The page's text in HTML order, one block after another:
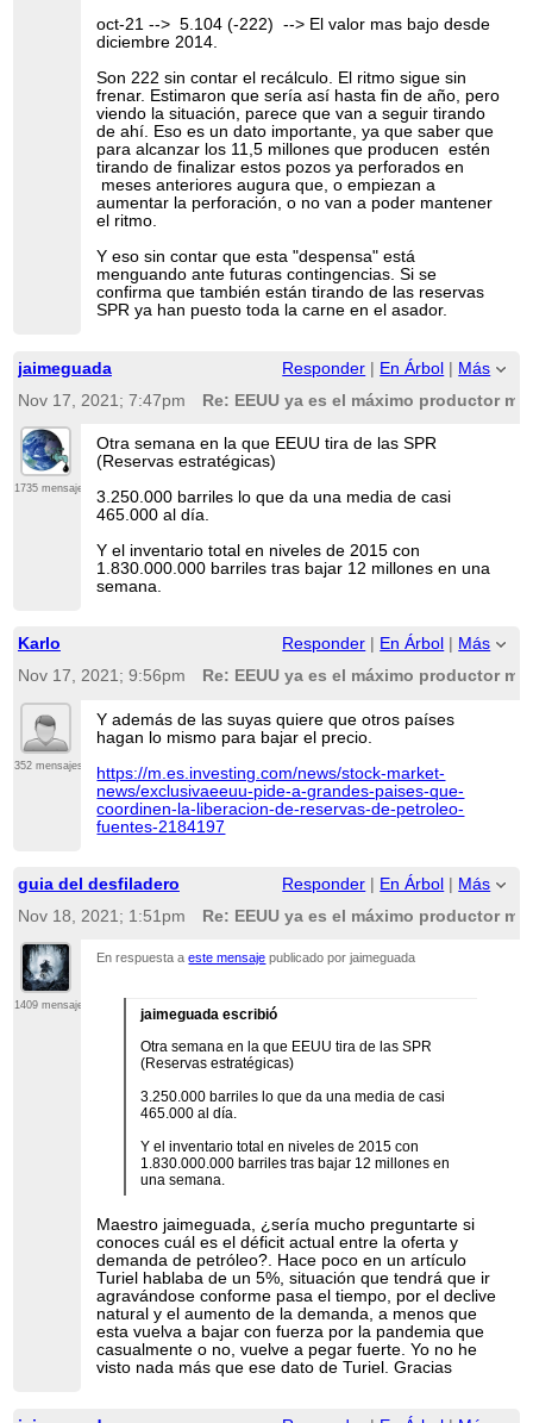
oct-21 --> 5.104 (-222) --> El valor mas bajo desde
diciembre 2014.
Son 222 sin contar el recálculo. El ritmo sigue sin
frenar. Estimaron que sería así hasta fin de año, pero
viendo la situación, parece que van a seguir tirando
de ahí. Eso es un dato importante, ya que saber que
para alcanzar los 11,5 millones que producen estén
tirando de finalizar estos pozos ya perforados en
meses anteriores augura que, o empiezan a
aumentar la perforación, o no van a poder mantener
el ritmo.
Y eso sin contar que esta "despensa" está
menguando ante futuras contingencias. Si se
confirma que también están tirando de las reservas
SPR ya han puesto toda la carne en el asador.
jaimeguada Responder | En Árbol | Más
Nov 17, 2021; 7:47pm
Re: EEUU ya es el máximo productor
1735 mensajes
Otra semana en la que EEUU tira de las SPR
(Reservas estratégicas)
3.250.000 barriles lo que da una media de casi
465.000 al día.
Y el inventario total en niveles de 2015 con
1.830.000.000 barriles tras bajar 12 millones en una
semana.
Karlo Responder En Árbol
Más
Nov 17, 2021; 9:56pm
Re: EEUU ya es el máximo productor
352 mensajes
Y además de las suyas quiere que otros países
hagan lo mismo para bajar el precio.
https://m.es.investing.com/news/stock-market-
news/exclusivaeeuu-pide-a-grandes-paises-que-
coordinen-la-liberacion-de-reservas-de-petroleo-
fuentes-2184197
guia del desfiladero Responder En Árbol
Más
Nov 18, 2021; 1:51pm
Re: EEUU ya es el máximo productor
1409 mensajes
En respuesta aeste mensaje publicado por jaimeguada
jaimeguada escribió
Otra semana en la que EEUU tira de las SPR
(Reservas estratégicas)
3.250.000 barriles lo que da una media de casi
465.000 al día.
Y el inventario total en niveles de 2015 con
1.830.000.000 barriles tras bajar 12 millones en
una semana.
Maestro jaimeguada, ¿sería mucho preguntarte si
conoces cuál es el déficit actual entre la oferta y
demanda de petróleo?. Hace poco en un artículo
Turiel hablaba de un 5%, situación que tendrá que ir
agravándose conforme pasa el tiempo, por el declive
natural y el aumento de la demanda, a menos que
esta vuelva a bajar con fuerza por la pandemia que
casualmente o no, vuelve a pegar fuerte. Yo no he
visto nada más que ese dato de Turiel. Gracias